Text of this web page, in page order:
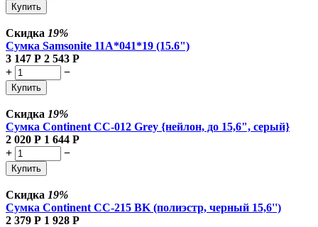
Купить
Скидка 19%
Сумка Samsonite 11A*041*19 (15.6")
3 147 Р 2 543 Р
+
−
Купить
Скидка 19%
Сумка Continent CC-012 Grey {нейлон, до 15,6", серый}
2 020 Р 1 644 Р
+
−
Купить
Скидка 19%
Сумка Continent CC-215 BK (полиэстр, черный 15,6'')
2 379 Р 1 928 Р